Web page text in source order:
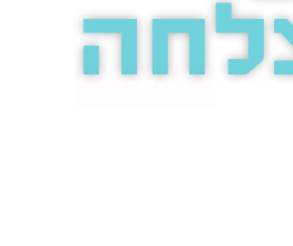
בואו נדבר